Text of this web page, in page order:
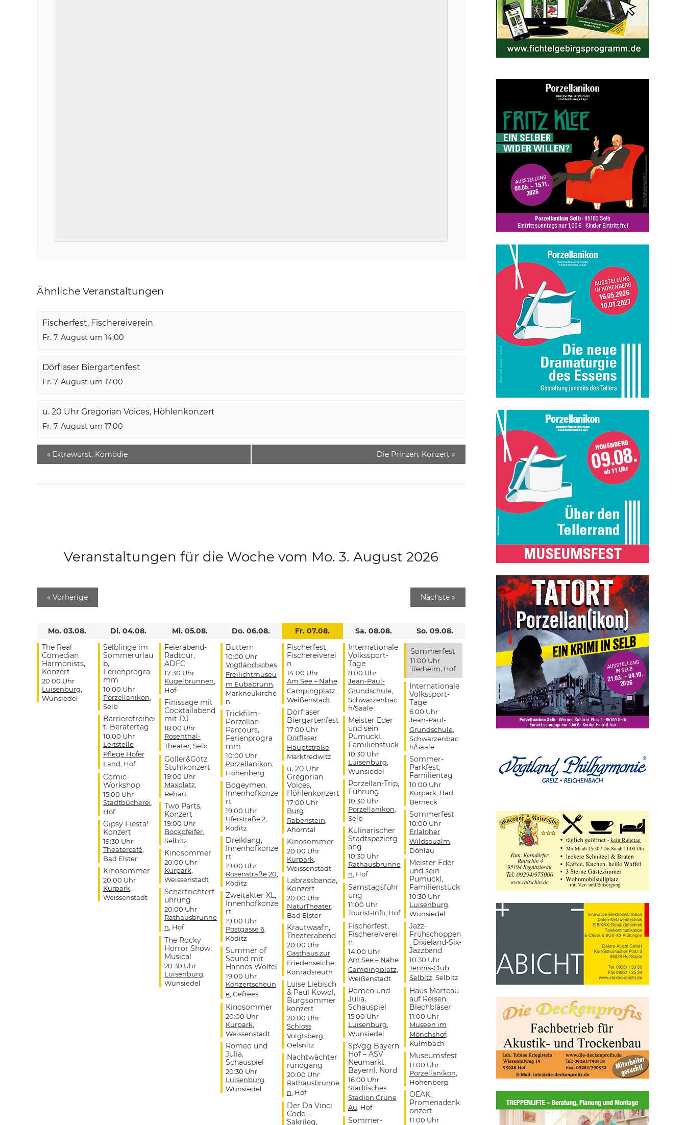
Ähnliche Veranstaltungen
Fischerfest, Fischereiverein
Fr. 7. August um 14:00
Dörflaser Biergartenfest
Fr. 7. August um 17:00
u. 20 Uhr Gregorian Voices, Höhlenkonzert
Fr. 7. August um 17:00
« Extrawurst, Komödie Die Prinzen, Konzert »
Veranstaltungen für die Woche vom Mo. 3. August 2026
« Vorherige Nächste »
Mo. 03.08.
The Real
Comedian
Harmonists,
Konzert
20:00 Uhr
Luisenburg
Wunsiedel
Di. 04.08.
Selblinge im
Sommerurlau
b,
Ferienprogra
mm
10:00 Uhr
Porzellanikon
Selb
Barrierefreihei
t, Beratertag
10:00 Uhr
Leitstelle
Pflege Hofer
Land , Hof
Comic-
Workshop
15:00 Uhr
Stadtbücherei
Hof
Gipsy Fiesta!
Konzert
19:30 Uhr
Theatercafé,
Bad Elster
Kinosommer
20:00 Uhr
Kurpark
Weissenstadt
Mi. 05.08.
Feierabend-
Radtour,
ADFC
17:30 Uhr
Kugelbrunnen
Hof
Finissage mit
Cocktailabend
mit DJ
18:00 Uhr
Rosenthal-
Theater, Selb
Goller&Götz,
Stuhlkonzert
19:00 Uhr
Maxplatz
Rehau
Two Parts,
Konzert
19:00 Uhr
Bockpfeifer,
Selbitz
Kinosommer
20:00 Uhr
Kurpark
Weissenstadt
Scharfrichterf
ührung
20:00 Uhr
Rathausbrunne
n , Hof
The Rocky
Horror Show,
Musical
20:30 Uhr
Luisenburg
Wunsiedel
Do. 06.08.
Buttern
10:00 Uhr
Vogtländisches
Freilichtmuseu
m Eubabrunn
Markneukirche
n
Trickfilm-
Porzellan-
Parcours,
Ferienprogra
mm
10:00 Uhr
Porzellanikon
Hohenberg
Bogeymen,
Innenhofkonze
rt
19:00 Uhr
Uferstraße 2,
Köditz
Dreiklang,
Innenhofkonze
rt
19:00 Uhr
Rosenstraße 20
Köditz
Zweitakter XL,
Innenhofkonze
rt
19:00 Uhr
Postgasse 6,
Köditz
Summer of
Sound mit
Hannes Wölfel
19:00 Uhr
Konzertscheun
e, Gefrees
Kinosommer
20:00 Uhr
Kurpark
Weissenstadt
Romeo und
Julia,
Schauspiel
20:30 Uhr
Luisenburg
Wunsiedel
Fr. 07.08.
Fischerfest,
Fischereiverei
n
14:00 Uhr
Am See – Nähe
Campingplatz
Weißenstadt
Dörflaser
Biergartenfest
17:00 Uhr
Dörflaser
Hauptstraße,
Marktredwitz
u. 20 Uhr
Gregorian
Voices,
Höhlenkonzert
17:00 Uhr
Burg
Rabenstein
Ahorntal
Kinosommer
20:00 Uhr
Kurpark
Weissenstadt
Labrassbanda,
Konzert
20:00 Uhr
NaturTheater,
Bad Elster
Krautwaafn,
Theaterabend
20:00 Uhr
Gasthaus zur
Friedenseiche,
Konradsreuth
Luise Liebisch
& Paul Kowol,
Burgsommer
konzert
20:00 Uhr
Schloss
Voigtsberg
Oelsnitz
Nachtwächter
rundgang
20:00 Uhr
Rathausbrunne
n , Hof
Der Da Vinci
Code –
Sakrileg,
Sa. 08.08.
Internationale
Volkssport-
Tage
8:00 Uhr
Jean-Paul-
Grundschule,
Schwarzenbac
h/Saale
Meister Eder
und sein
Pumuckl,
Familienstück
10:30 Uhr
Luisenburg
Wunsiedel
Porzellan-Trip,
Führung
10:30 Uhr
Porzellanikon
Selb
Kulinarischer
Stadtspazierg
ang
10:30 Uhr
Rathausbrunne
n , Hof
Samstagsführ
ung
11:00 Uhr
Tourist-Info, Hof
Fischerfest,
Fischereiverei
n
14:00 Uhr
Am See – Nähe
Campingplatz
Weißenstadt
Romeo und
Julia,
Schauspiel
15:00 Uhr
Luisenburg
Wunsiedel
SpVgg Bayern
Hof – ASV
Neumarkt,
Bayernl. Nord
16:00 Uhr
Städtisches
Stadion Grüne
Au , Hof
Sommer-
So. 09.08.
Sommerfest
11:00 Uhr
Tierheim , Hof
Internationale
Volkssport-
Tage
6:00 Uhr
Jean-Paul-
Grundschule,
Schwarzenbac
h/Saale
Sommer-
Parkfest,
Familientag
10:00 Uhr
Kurpark , Bad
Berneck
Sommerfest
10:00 Uhr
Erlaloher
Wildsaualm
Döhlau
Meister Eder
und sein
Pumuckl,
Familienstück
10:30 Uhr
Luisenburg
Wunsiedel
Jazz-
Frühschoppen
, Dixieland-Six-
Jazzband
10:30 Uhr
Tennis-Club
Selbitz , Selbitz
Haus Marteau
auf Reisen,
Blechbläser
11:00 Uhr
Museen im
Mönchshof,
Kulmbach
Museumsfest
11:00 Uhr
Porzellanikon
Hohenberg
OEAK,
Promenadenk
onzert
11:00 Uhr